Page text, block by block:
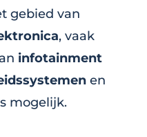
gebied van
, vaak
infotainment
en
mogelijk.